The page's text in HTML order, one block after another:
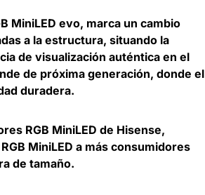
MiniLED evo, marca un cambio
a la estructura, situando la
de visualización auténtica en el
de próxima generación, donde el
duradera.
RGB MiniLED de Hisense,
MiniLED a más consumidores
de tamaño.